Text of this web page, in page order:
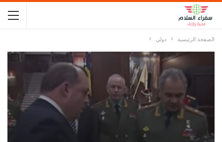
الصفحة الرئيسية دولي